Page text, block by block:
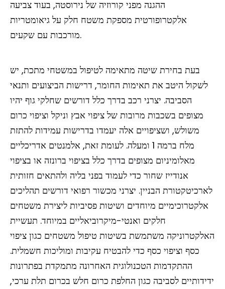
ההגנה מפני קורוזיה של נירוסטה, בעוד צביעה
אלקטרופורטית מספקת משטח חלק על גיאומטריות
מורכבות עם שקעים.
בעת בחירת שיטה מתאימה לטיפול במשטחי מתכת, יש
לשקול היטב את תאימות החומר, דרישות הביצועים ותנאי
הסביבה. יצרני רכב בדרך כלל דורשים שחלקי גוף יהיו
מצופים בשכבות מרובות של ציפוי אבץ וניקל וציפוי כרום
משולש, ושציפויים אלה יעמדו בדרישות עמידות להתזת
מלח ברמה 1 ומעלה. לעומת זאת, אלמנטים אדריכליים
מאלומיניום מצופים בדרך כלל בציפוי ברונזה או בציפוי
אנודייז שחור כדי לעמוד בפני בליה ולהתאים חזותית
לארכיטקטורת הבניין. יצרני מכשור רפואי דורשים תהליכים
אלקטרוכימיים מיוחדים ושיטות פסיביות ליצירת משטחים
חלקים ואנטי-מיקרוביאליים במיוחד. תעשיית
האלקטרוניקה משתמשת בשיטות טיפול משטחים כגון ציפוי
כסף וציפוי כסף כדי להבטיח עקיבות ומוליכות חשמלית.
ההתקדמות הטכנולוגית האחרונה מתמקדת בפתרונות
ידידותיים לסביבה כגון החלפת כרום חלש בכרום תלת ערכי,